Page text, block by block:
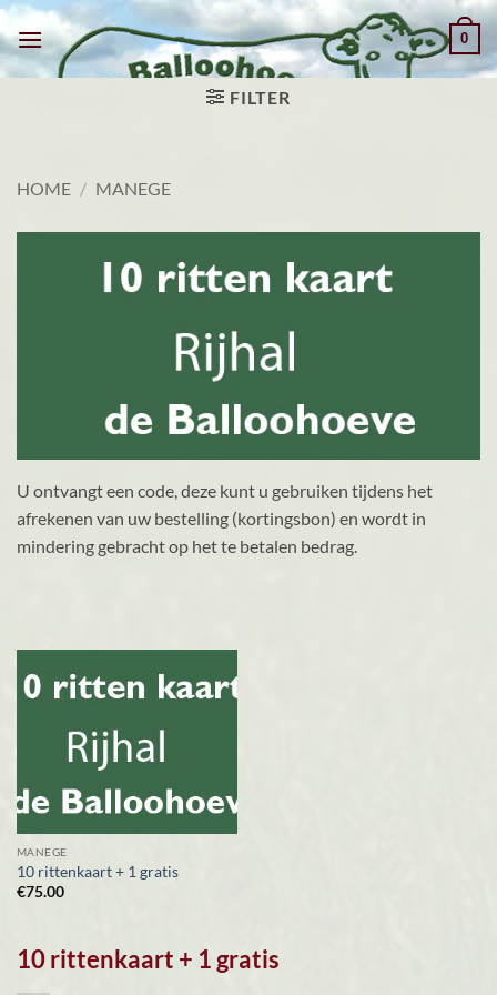
Ga
naar
inhoud
0
FILTER
HOME / MANEGE
U ontvangt een code, deze kunt u gebruiken tijdens het
afrekenen van uw bestelling (kortingsbon) en wordt in
mindering gebracht op het te betalen bedrag.
MANEGE
10 rittenkaart + 1 gratis
€75.00
10 rittenkaart + 1 gratis